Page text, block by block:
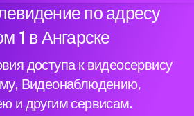
по адресу
1 в Ангарске
доступа к видеосервису
Видеонаблюдению,
и другим сервисам.